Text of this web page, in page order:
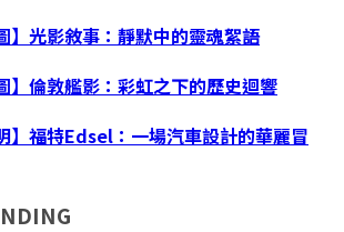
】光影敘事：靜默中的靈魂絮語
】倫敦艦影：彩虹之下的歷史迴響
】福特Edsel：一場汽車設計的華麗冒